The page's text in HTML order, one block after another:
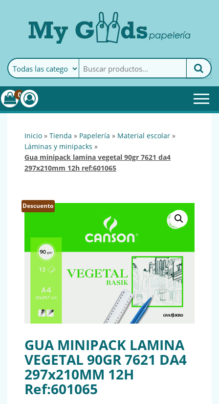
MyGoods · PapeleríaMy Goods es tu papelería
online de confianza. Podrás
encontrar todo lo necesario
0
inicio » tienda » papelería » material escolar »
láminas y minipacks »
gua minipack lamina vegetal 90gr 7621 da4
297x210mm 12h ref:601065
Descuento
GUA MINIPACK LAMINA
VEGETAL 90GR 7621 DA4
297x210MM 12H
Ref:601065